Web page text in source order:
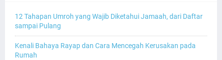
12 Tahapan Umroh yang Wajib Diketahui Jamaah, dari Daftar
sampai Pulang
Kenali Bahaya Rayap dan Cara Mencegah Kerusakan pada
Rumah